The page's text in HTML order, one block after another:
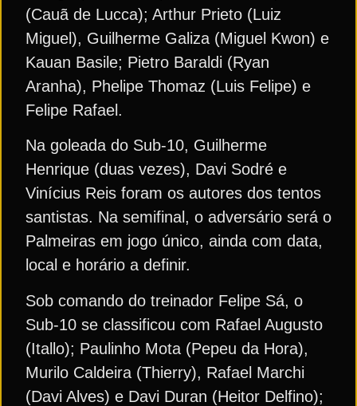
(Cauã de Lucca); Arthur Prieto (Luiz
Miguel), Guilherme Galiza (Miguel Kwon) e
Kauan Basile; Pietro Baraldi (Ryan
Aranha), Phelipe Thomaz (Luis Felipe) e
Felipe Rafael.
Na goleada do Sub-10, Guilherme
Henrique (duas vezes), Davi Sodré e
Vinícius Reis foram os autores dos tentos
santistas. Na semifinal, o adversário será o
Palmeiras em jogo único, ainda com data,
local e horário a definir.
Sob comando do treinador Felipe Sá, o
Sub-10 se classificou com Rafael Augusto
(Itallo); Paulinho Mota (Pepeu da Hora),
Murilo Caldeira (Thierry), Rafael Marchi
(Davi Alves) e Davi Duran (Heitor Delfino);